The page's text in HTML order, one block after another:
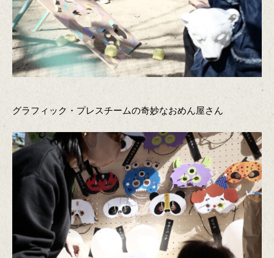
グラフィック・プレスチームの奇妙なおめん屋さん